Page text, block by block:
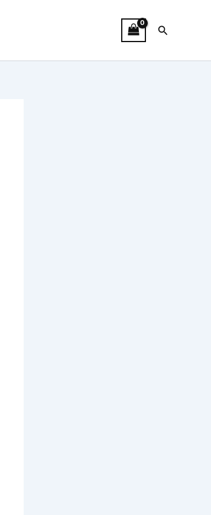
Search